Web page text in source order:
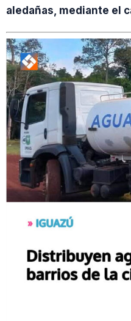
aledañas, mediante el